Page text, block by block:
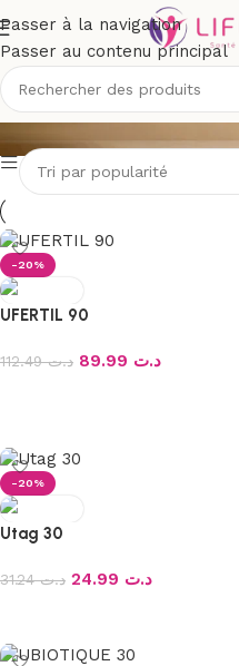
Passer à la navigation
Passer au contenu principal
UPHARMA
-20%
UFERTIL 90
د.ت112.49 د.ت
-20%
Utag 30
د.ت31.24 د.ت